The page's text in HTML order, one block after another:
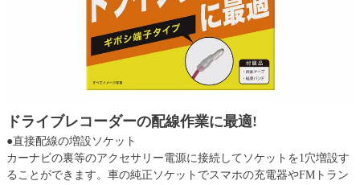
ドライブレコーダーの配線作業に最適!
●直接配線の増設ソケット
カーナビの裏等のアクセサリー電源に接続してソケットを1穴増設す
ることができます。車の純正ソケットでスマホの充電器やFMトラン